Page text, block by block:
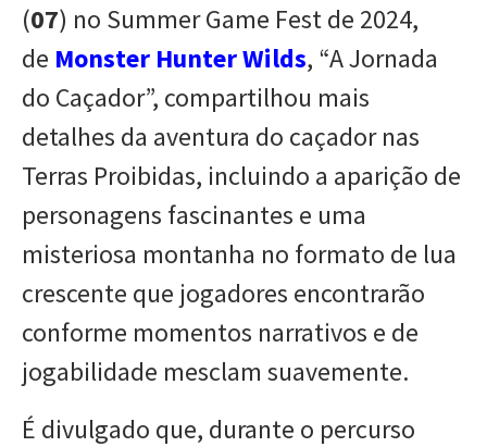
(07) no Summer Game Fest de 2024,
de Monster Hunter Wilds, “A Jornada
do Caçador”, compartilhou mais
detalhes da aventura do caçador nas
Terras Proibidas, incluindo a aparição de
personagens fascinantes e uma
misteriosa montanha no formato de lua
crescente que jogadores encontrarão
conforme momentos narrativos e de
jogabilidade mesclam suavemente.
É divulgado que, durante o percurso